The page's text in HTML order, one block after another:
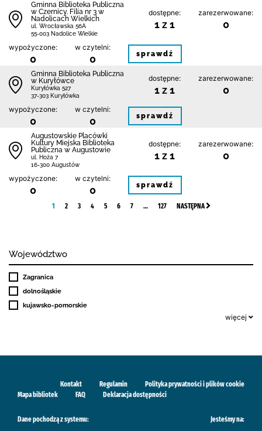
Gminna Biblioteka Publiczna
w Czernicy. Filia nr 3 w
Nadolicach Wielkich
ul. Wrocławska 56A
55-003 Nadolice Wielkie
dostępne:
1 z 1
zarezerwowane:
0
wypożyczone:
0
w czytelni:
0 sprawdź
Gminna Biblioteka Publiczna
w Kuryłówce
Kuryłówka 527
37-303 Kuryłówka
dostępne:
1 z 1
zarezerwowane:
0
wypożyczone:
0
w czytelni:
0 sprawdź
Augustowskie Placówki
Kultury Miejska Biblioteka
Publiczna w Augustowie
ul. Hoża 7
16-300 Augustów
dostępne:
1 z 1
zarezerwowane:
0
wypożyczone:
0
w czytelni:
0 sprawdź
1 2 3 4 5 6 7 … 127 NASTĘPNA
Województwo
Zagranica
dolnośląskie
kujawsko-pomorskie
więcej
Kontakt Regulamin
Polityka prywatności i plików cookie
Mapa bibliotek
FAQ Deklaracja dostępności
Dane pochodzą z systemu: Jesteśmy na: